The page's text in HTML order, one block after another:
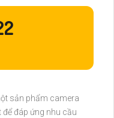
sản phẩm camera
đáp ứng nhu cầu